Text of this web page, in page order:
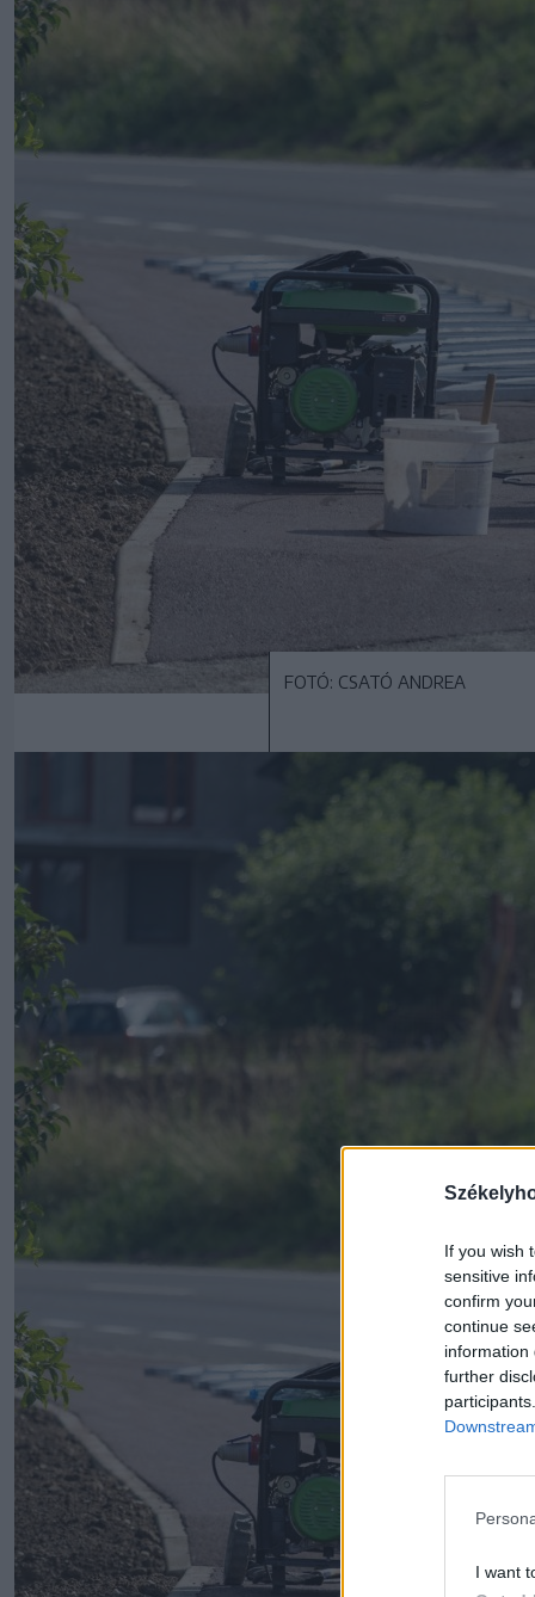
If you wish
sensitive
confirm
continue
information
further
I want
FOTÓ: CSATÓ ANDREA